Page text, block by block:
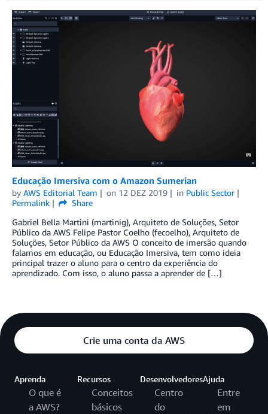
Educação Imersiva com o Amazon Sumerian
by AWS Editorial Team on 12 DEZ 2019 in Public Sector
Permalink
Share
Gabriel Bella Martini (martinig), Arquiteto de Soluções, Setor
Público da AWS Felipe Pastor Coelho (fecoelho), Arquiteto de
Soluções, Setor Público da AWS O conceito de imersão quando
falamos em educação, ou Educação Imersiva, tem como ideia
principal trazer o aluno para o centro da experiência do
aprendizado. Com isso, o aluno passa a aprender de […]
Crie uma conta da AWS
Aprenda
O que é
a AWS?
Recursos
Conceitos
básicos
Desenvolvedores
Centro
do
Ajuda
Entre
em